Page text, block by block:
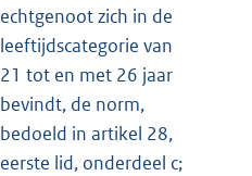
echtgenoot zich in de
leeftijdscategorie van
21 tot en met 26 jaar
bevindt, de norm,
bedoeld in artikel 28,
eerste lid, onderdeel c;